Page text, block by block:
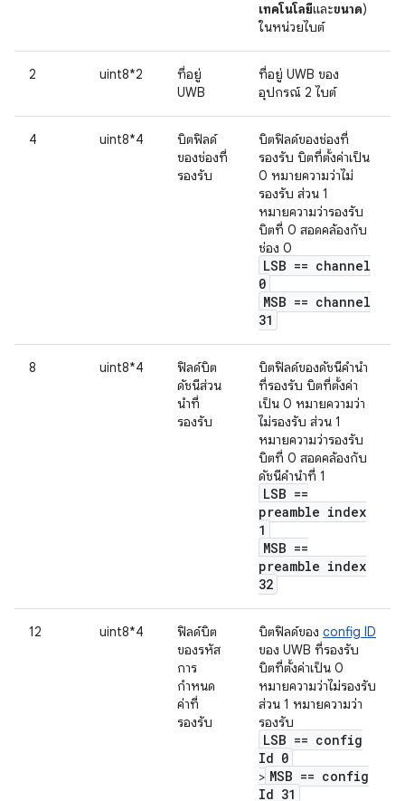
เทคโนโลยีและขนาด)
ในหน่วยไบต์
2 uint8*2
ที่อยู่
UWB
ที่อยู่ UWB ของ
อุปกรณ์ 2 ไบต์
4 uint8*4
บิตฟิลด์
ของช่องที่
รองรับ
บิตฟิลด์ของช่องที่
รองรับ บิตที่ตั้งค่าเป็น
0 หมายความว่าไม่
รองรับ ส่วน 1
หมายความว่ารองรับ
บิตที่ 0 สอดคล้องกับ
ช่อง 0
LSB == channel
0
MSB == channel
31
8 uint8*4
ฟิลด์บิต
ดัชนีส่วน
นำที่
รองรับ
บิตฟิลด์ของดัชนีคำนำ
ที่รองรับ บิตที่ตั้งค่า
เป็น 0 หมายความว่า
ไม่รองรับ ส่วน 1
หมายความว่ารองรับ
บิตที่ 0 สอดคล้องกับ
ดัชนีคำนำที่ 1
LSB ==
preamble index
1
MSB ==
preamble index
32
12 uint8*4
ฟิลด์บิต
ของรหัส
การ
กำหนด
ค่าที่
รองรับ
บิตฟิลด์ของ config ID
ของ UWB ที่รองรับ
บิตที่ตั้งค่าเป็น 0
หมายความว่าไม่รองรับ
ส่วน 1 หมายความว่า
รองรับ
LSB == config
Id 0
> MSB == config
Id 31